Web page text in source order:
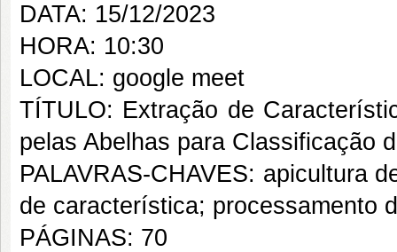
DATA: 15/12/2023
HORA: 10:30
LOCAL: google meet
TÍTULO: Extração de
pelas Abelhas para Classificação
PALAVRAS-CHAVES: apicultura
de característica; processamento
PÁGINAS: 70